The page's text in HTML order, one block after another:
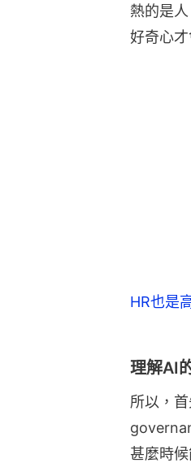
熱的是
好奇心
HR也是
理解AI
所以，
甚麼時